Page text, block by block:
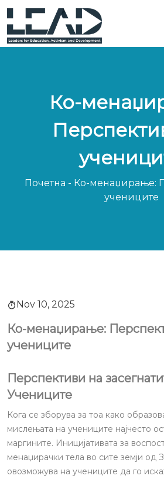
Ко-
Почетна - Ко-менаџирање:
учениците
Nov 10, 2025
Ко-менаџирање:
учениците
Перспективи на
Учениците
Кога се зборува за тоа како
мислењата на учениците најчесто
маргините. Иницијативата за
менаџирачки тела во сите земји од
овозможува на учениците да го